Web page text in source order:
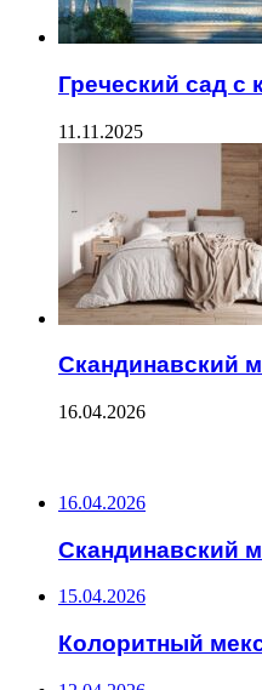
Греческий сад с
11.11.2025
Скандинавский
16.04.2026
16.04.2026
Скандинавский
15.04.2026
Колоритный